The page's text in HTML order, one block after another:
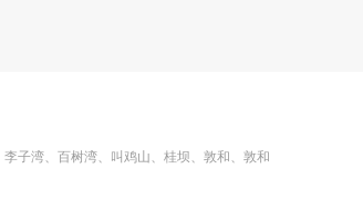
子湾、百树湾、叫鸡山、桂坝、敦和、敦和